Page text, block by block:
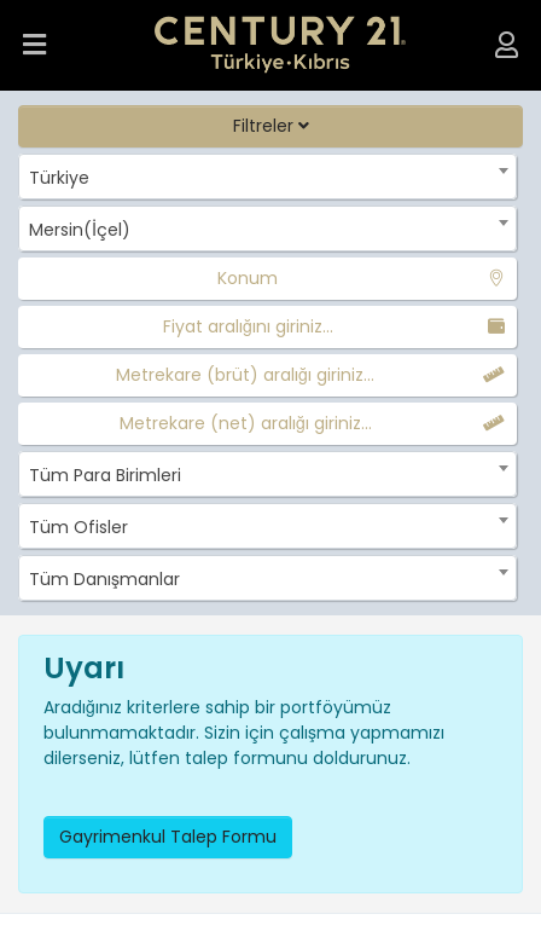
Filtreler
Türkiye
Mersin(İçel)
Konum
Fiyat aralığını giriniz...
Metrekare (brüt) aralığı giriniz...
Metrekare (net) aralığı giriniz...
Tüm Para Birimleri
Tüm Ofisler
Tüm Danışmanlar
Uyarı
Aradığınız kriterlere sahip bir portföyümüz
bulunmamaktadır. Sizin için çalışma yapmamızı
dilerseniz, lütfen talep formunu doldurunuz.
Gayrimenkul Talep Formu